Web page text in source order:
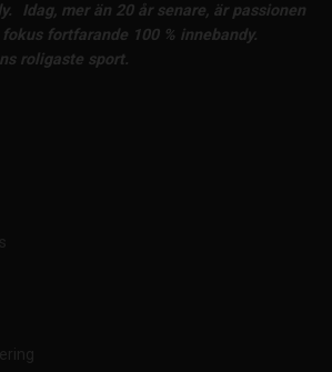
Idag, mer än 20 år senare, är passionen
fortfarande 100 % innebandy.
roligaste sport.